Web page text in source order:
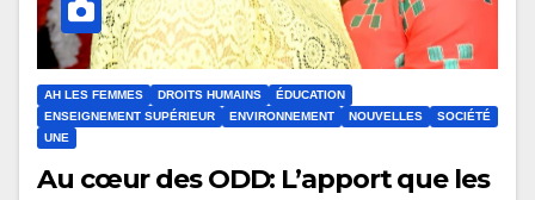
AH LES FEMMES DROITS HUMAINS
ÉDUCATION
ENSEIGNEMENT SUPÉRIEUR
ENVIRONNEMENT NOUVELLES
SOCIÉTÉ
UNE
Au cœur des ODD: L’apport que les